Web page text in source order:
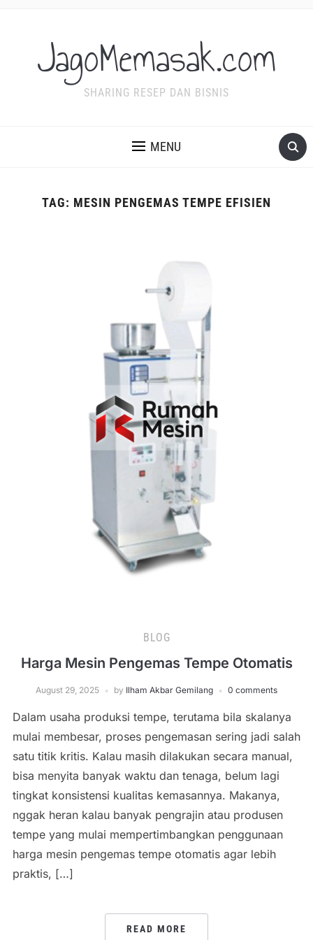
JagoMemasak.com
SHARING RESEP DAN BISNIS
MENU
TAG: MESIN PENGEMAS TEMPE EFISIEN
BLOG
Harga Mesin Pengemas Tempe Otomatis
August 29, 2025 by Ilham Akbar Gemilang 0 comments
Dalam usaha produksi tempe, terutama bila skalanya
mulai membesar, proses pengemasan sering jadi salah
satu titik kritis. Kalau masih dilakukan secara manual,
bisa menyita banyak waktu dan tenaga, belum lagi
tingkat konsistensi kualitas kemasannya. Makanya,
nggak heran kalau banyak pengrajin atau produsen
tempe yang mulai mempertimbangkan penggunaan
harga mesin pengemas tempe otomatis agar lebih
praktis, […]
READ MORE